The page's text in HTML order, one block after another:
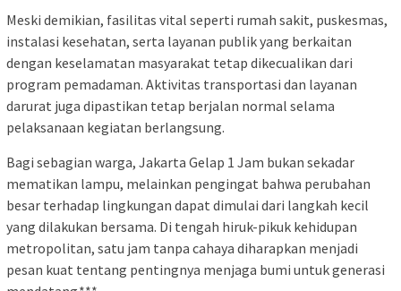
Meski demikian, fasilitas vital seperti rumah sakit, puskesmas,
instalasi kesehatan, serta layanan publik yang berkaitan
dengan keselamatan masyarakat tetap dikecualikan dari
program pemadaman. Aktivitas transportasi dan layanan
darurat juga dipastikan tetap berjalan normal selama
pelaksanaan kegiatan berlangsung.
Bagi sebagian warga, Jakarta Gelap 1 Jam bukan sekadar
mematikan lampu, melainkan pengingat bahwa perubahan
besar terhadap lingkungan dapat dimulai dari langkah kecil
yang dilakukan bersama. Di tengah hiruk-pikuk kehidupan
metropolitan, satu jam tanpa cahaya diharapkan menjadi
pesan kuat tentang pentingnya menjaga bumi untuk generasi